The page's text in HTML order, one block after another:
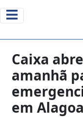
Caixa
amanhã
em